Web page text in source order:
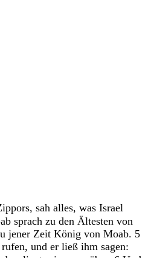
, sah alles, was Israel
sprach zu den Ältesten von
jener Zeit König von Moab. 5
rufen, und er ließ ihm sagen: